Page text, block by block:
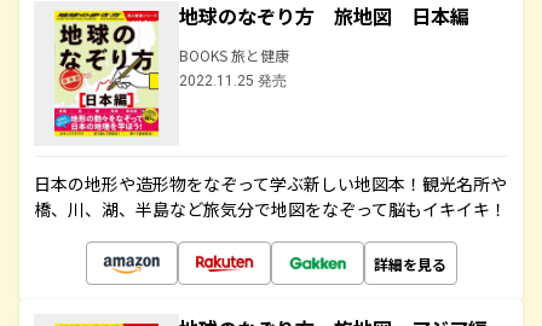
地球のなぞり方 旅地図 日本編
BOOKS 旅と健康
2022.11.25 発売
日本の地形や造形物をなぞって学ぶ新しい地図本！観光名所や
橋、川、湖、半島など旅気分で地図をなぞって脳もイキイキ！
詳細を見る